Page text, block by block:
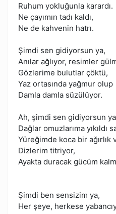
Ruhum yokluğunla karardı.
Ne çayımın tadı kaldı,
Ne de kahvenin hatrı.
Şimdi sen gidiyorsun ya,
Anılar ağlıyor, resimler
Gözlerime bulutlar çöktü,
Yaz ortasında yağmur olup
Damla damla süzülüyor.
Ah, şimdi sen gidiyorsun
Dağlar omuzlarıma yıkıldı
Yüreğimde koca bir ağırlık
Dizlerim titriyor,
Ayakta duracak gücüm
Şimdi ben sensizim ya,
Her şeye, herkese